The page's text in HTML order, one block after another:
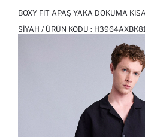
BOXY FIT APAŞ YAKA DOKUMA
SIYAH / ÜRÜN KODU :